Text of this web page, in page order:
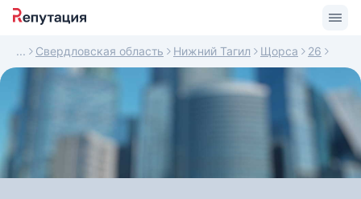
Свердловская область Нижний Тагил Щорса 26